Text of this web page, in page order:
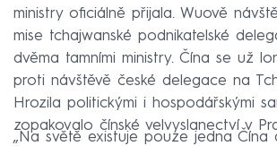
ministry oficiálně přijala. Wuově
mise tchajwanské podnikatelské
dvěma tamními ministry. Čína se už
proti návštěvě české delegace na
Hrozila politickými i hospodářskými
zopakovalo čínské velvyslanectví v
„Na světě existuje pouze jedna Čína